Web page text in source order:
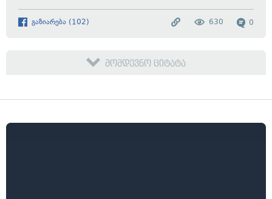
გაზიარება (102) 0
630
მომდევნო ციტატა